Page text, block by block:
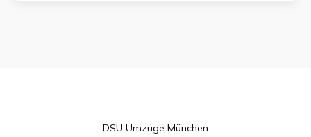
DSU Umzüge München